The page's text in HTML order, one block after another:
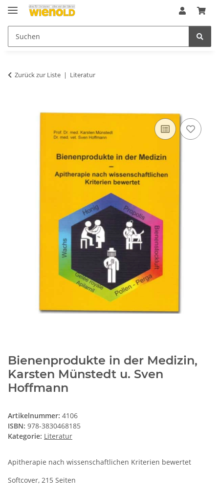
Zurück zur Liste Literatur
Bienenprodukte in der Medizin,
Karsten Münstedt u. Sven
Hoffmann
Artikelnummer: 4106
ISBN: 978-3830468185
Kategorie: Literatur
Apitherapie nach wissenschaftlichen Kriterien bewertet
Softcover, 215 Seiten